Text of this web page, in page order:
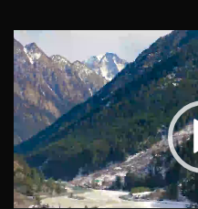
Video
Player